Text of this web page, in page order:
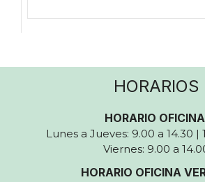
HORARIOS
HORARIO
Lunes a Jueves: 9.00 a 14.30 |
Viernes: 9.00 a
HORARIO OFICINA